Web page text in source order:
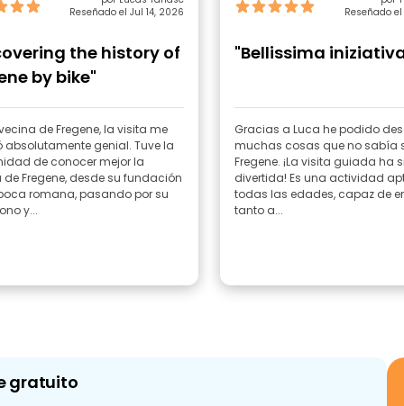
Reseñado el Jul 14, 2026
the history of
by bike"
de Fregene, la visita me
absolutamente genial. Tuve la
de conocer mejor la
de Fregene, desde su fundación
romana, pasando por su
y...
Reseñado
"Bellissima
Gracias a Luca he podido
muchas cosas que no sabía
Fregene. ¡La visita guiada ha
divertida! Es una actividad
todas las edades, capaz de
tanto a...
gratuito